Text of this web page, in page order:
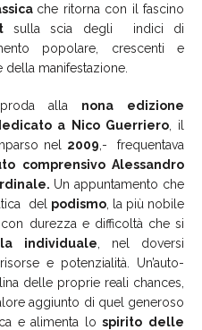
che ritorna con il fascino
sulla scia degli indici di
popolare, crescenti e
manifestazione.
alla nona
edizione
a Nico Guerriero , il
nel 2009 ,- frequentava
comprensivo Alessandro
Un appuntamento che
del podismo, la più nobile
durezza e difficoltà che si
individuale , nel doversi
e potenzialità. Un’auto-
delle proprie reali chances,
aggiunto di quel generoso
e alimenta lospirito delle